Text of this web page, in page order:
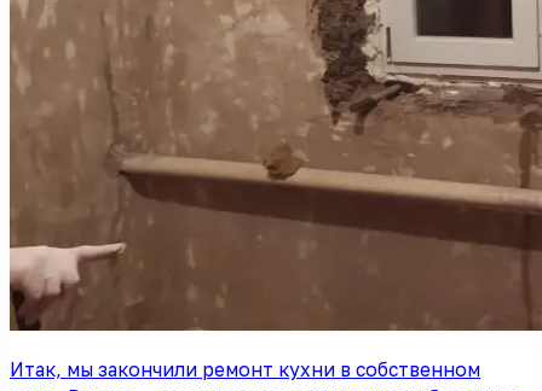
Итак, мы закончили ремонт кухни в собственном